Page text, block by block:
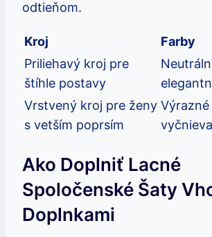
odtieňom.
Kroj
Farby
Priliehavý kroj pre
štíhle postavy
Vrstvený kroj pre ženy
s vetším poprsím
Ako Doplniť Lacné
Spoločenské Šaty
Doplnkami